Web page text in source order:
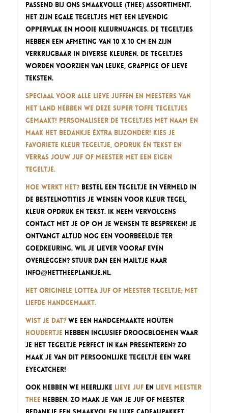
passend bij ons smaakvolle (thee) assortiment.
Het zijn egale tegeltjes met een levendig
oppervlak en mooie kleurnuances. De tegeltjes
hebben een afmeting van 10 x 10 cm en zijn
verkrijgbaar in diverse kleuren. De tegeltjes
worden voorzien van leuke, grappige of lieve
teksten.
Speciaal voor alle lieve juffen en meesters van
het land hebben we deze super toffe tegeltjes
gemaakt! Personaliseer de tegeltjes met naam en
maak het bedankje éxtra bijzonder! Kies je
favoriete kleur tegeltje, opdruk én tekst en
verras jouw juf of meester met een eigen
tegeltje.
Hoe werkt het?Bestel een tegeltje en vermeld in
de bestelnotities je wensen voor kleur tegel,
kleur opdruk en tekst. Ik neem vervolgens
contact met je op om je wensen te bespreken! Je
ontvangt altijd nog een voorbeeldje ter
goedkeuring. Wil je liever vooraf even
overleggen? Stuur dan een mailtje naar
info@hettheeplankje.nl.
Het originele Lottea Juf of Meester Tegeltje; met
liefde handgemaakt.
Wist je dat?We een handgemaakte houten
houdertje hebben inclusief droogbloemen waar
je het tegeltje perfect in kan presenteren? Zo
maak je van dit persoonlijke tegeltje een ware
eyecatcher!
Ook hebben we heerlijke Lieve Jufen Lieve Meester
thee hebben. Zo maak je van je juf of meester